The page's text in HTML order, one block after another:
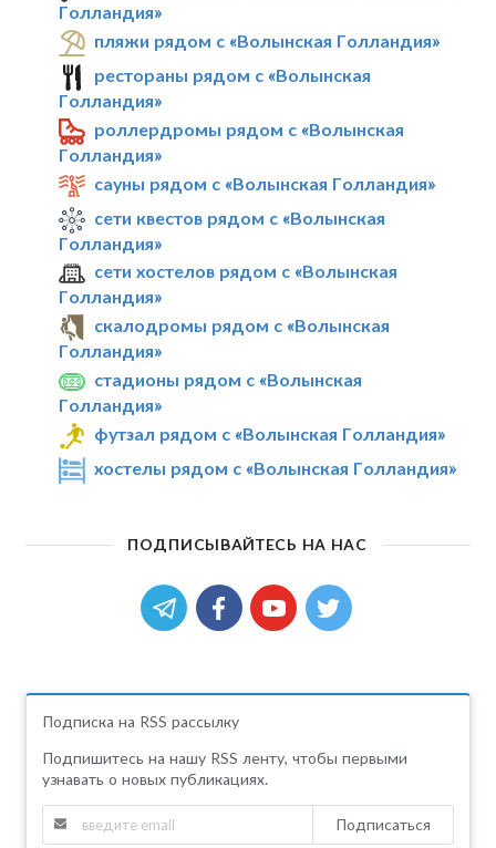
Голландия»
пляжи рядом с «Волынская Голландия»
рестораны рядом с «Волынская
Голландия»
роллердромы рядом с «Волынская
Голландия»
сауны рядом с «Волынская Голландия»
сети квестов рядом с «Волынская
Голландия»
сети хостелов рядом с «Волынская
Голландия»
скалодромы рядом с «Волынская
Голландия»
стадионы рядом с «Волынская
Голландия»
футзал рядом с «Волынская Голландия»
хостелы рядом с «Волынская Голландия»
ПОДПИСЫВАЙТЕСЬ НА НАС
Подписка на RSS рассылку
Подпишитесь на нашу RSS ленту, чтобы первыми
узнавать о новых публикациях.
Подписаться